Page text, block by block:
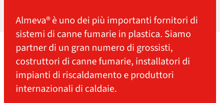
Almeva® è uno dei più importanti fornitori di
sistemi di canne fumarie in plastica. Siamo
partner di un gran numero di grossisti,
costruttori di canne fumarie, installatori di
impianti di riscaldamento e produttori
internazionali di caldaie.